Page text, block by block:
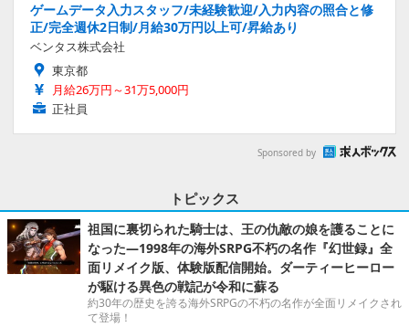
ゲームデータ入力スタッフ/未経験歓迎/入力内容の照合と修
正/完全週休2日制/月給30万円以上可/昇給あり
ベンタス株式会社
東京都
月給26万円～31万5,000円
正社員
Sponsored by
トピックス
祖国に裏切られた騎士は、王の仇敵の娘を護ることに
なった―1998年の海外SRPG不朽の名作『幻世録』全
面リメイク版、体験版配信開始。ダーティーヒーロー
が駆ける異色の戦記が令和に蘇る
約30年の歴史を誇る海外SRPGの不朽の名作が全面リメイクされ
て登場！